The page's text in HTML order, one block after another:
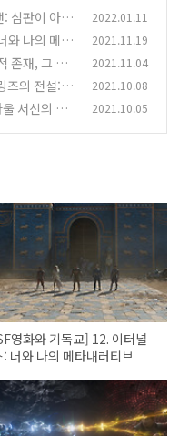
심판이 아닌
2022.01.11
와 나의 메타
2021.11.19
존재, 그 여
2021.11.04
즈의 전설:
2021.10.08
서신의 경
2021.10.05
영화와 기독교] 12. 이터널
: 너와 나의 메타내러티브